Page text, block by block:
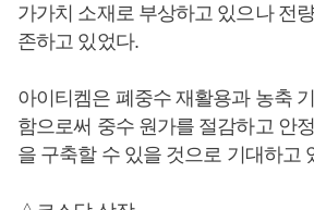
가가치 소재로 부상하고 있으나 전
존하고 있었다.
아이티켐은 폐중수 재활용과 농축
함으로써 중수 원가를 절감하고 안
을 구축할 수 있을 것으로 기대하고